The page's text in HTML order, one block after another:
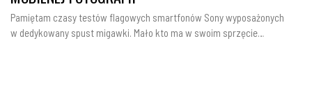
Pamiętam czasy testów flagowych smartfonów Sony wyposażonych
w dedykowany spust migawki. Mało kto ma w swoim sprzęcie…